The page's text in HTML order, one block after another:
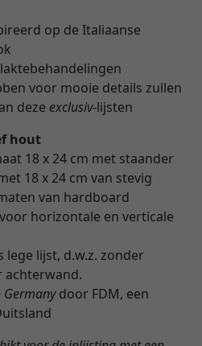
op de Italiaanse
voor mooie details zullen
deze exclusiv-lijsten
hout
18 x 24 cm met staander
18 x 24 cm van stevig
van hardboard
voor horizontale en verticale
lege lijst, d.w.z. zonder
achterwand.
Germanydoor FDM, een